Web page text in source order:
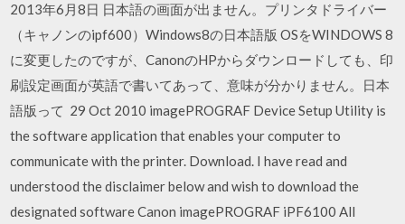
2013年6月8日 日本語の画面が出ません。プリンタドライバー
（キャノンのipf600）Windows8の日本語版 OSをWINDOWS 8
に変更したのですが、CanonのHPからダウンロードしても、印
刷設定画面が英語で書いてあって、意味が分かりません。日本
語版って 29 Oct 2010 imagePROGRAF Device Setup Utility is
the software application that enables your computer to
communicate with the printer. Download. I have read and
understood the disclaimer below and wish to download the
designated software Canon imagePROGRAF iPF6100 All